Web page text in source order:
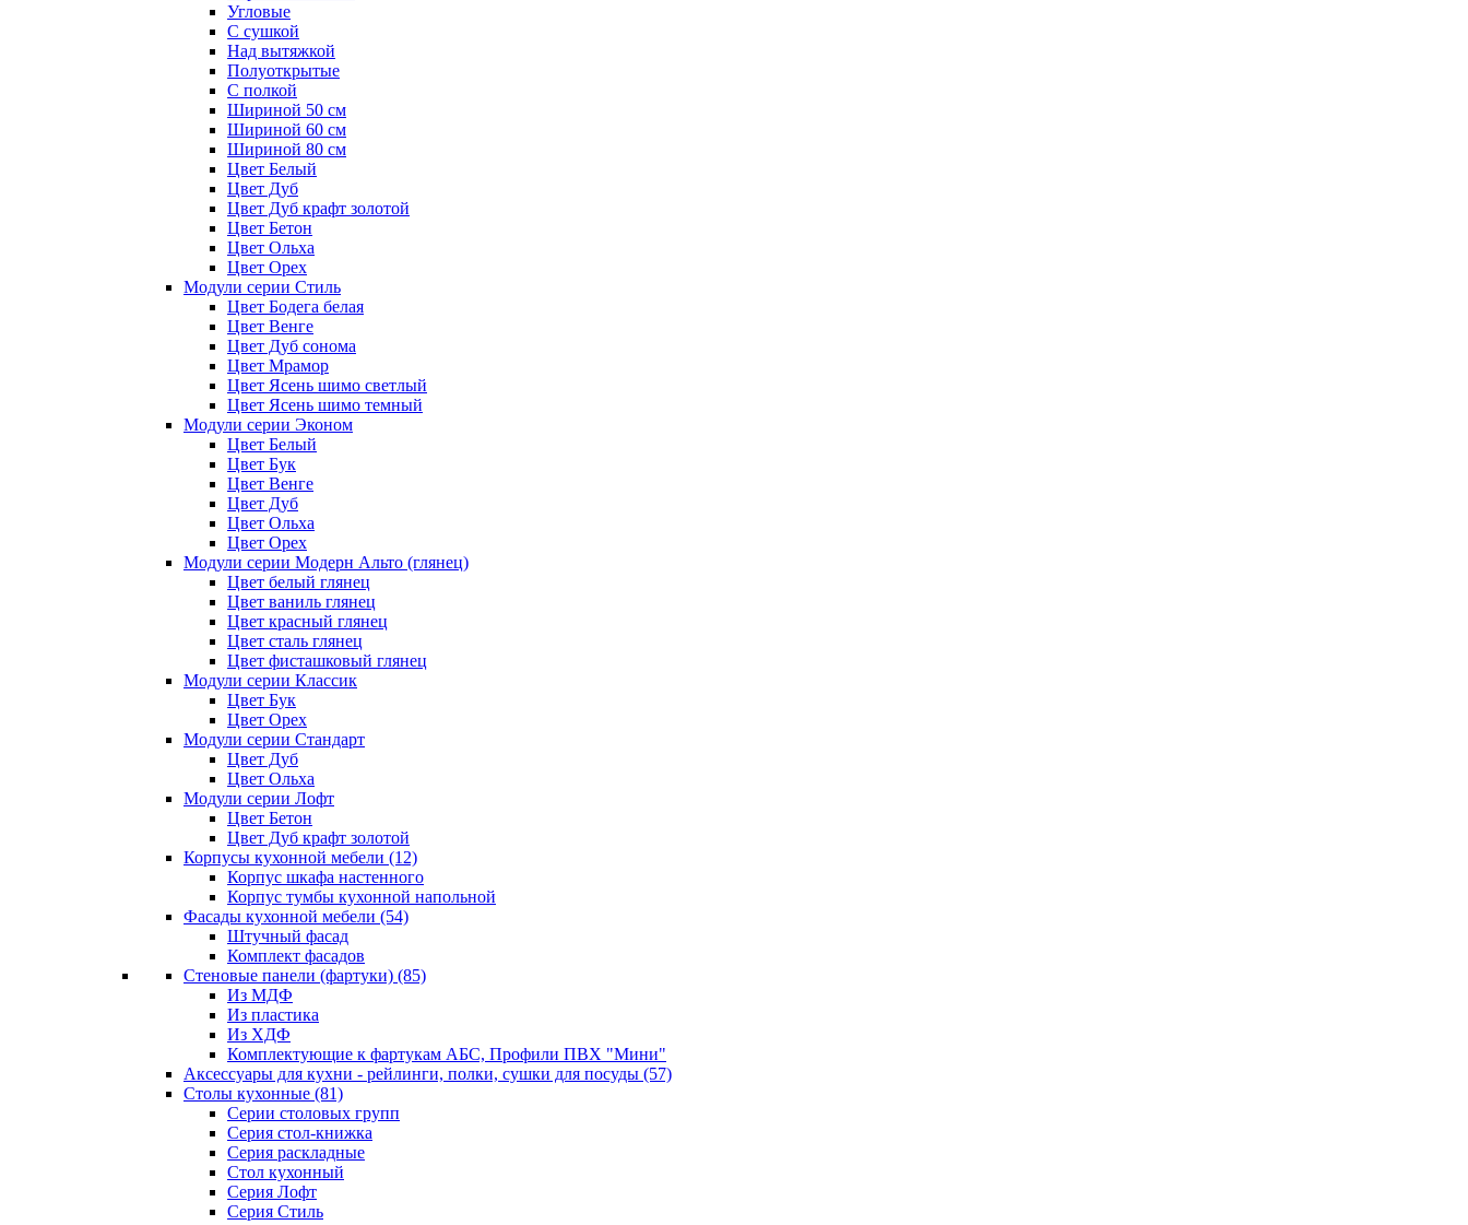
Угловые
С сушкой
Над вытяжкой
Полуоткрытые
С полкой
Шириной 50 см
Шириной 60 см
Шириной 80 см
Цвет Белый
Цвет Дуб
Цвет Дуб крафт золотой
Цвет Бетон
Цвет Ольха
Цвет Орех
Модули серии Стиль
Цвет Бодега белая
Цвет Венге
Цвет Дуб сонома
Цвет Мрамор
Цвет Ясень шимо светлый
Цвет Ясень шимо темный
Модули серии Эконом
Цвет Белый
Цвет Бук
Цвет Венге
Цвет Дуб
Цвет Ольха
Цвет Орех
Модули серии Модерн Альто (глянец)
Цвет белый глянец
Цвет ваниль глянец
Цвет красный глянец
Цвет сталь глянец
Цвет фисташковый глянец
Модули серии Классик
Цвет Бук
Цвет Орех
Модули серии Стандарт
Цвет Дуб
Цвет Ольха
Модули серии Лофт
Цвет Бетон
Цвет Дуб крафт золотой
Корпусы кухонной мебели (12)
Корпус шкафа настенного
Корпус тумбы кухонной напольной
Фасады кухонной мебели (54)
Штучный фасад
Комплект фасадов
Стеновые панели (фартуки) (85)
Из МДФ
Из пластика
Из ХДФ
Комплектующие к фартукам АБС, Профили ПВХ "Мини"
Аксессуары для кухни - рейлинги, полки, сушки для посуды (57)
Столы кухонные (81)
Серии столовых групп
Серия стол-книжка
Серия раскладные
Стол кухонный
Серия Лофт
Серия Стиль